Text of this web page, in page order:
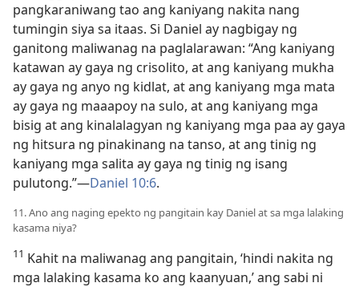
pangkaraniwang tao ang kaniyang nakita nang
tumingin siya sa itaas. Si Daniel ay nagbigay ng
ganitong maliwanag na paglalarawan: “Ang kaniyang
katawan ay gaya ng crisolito, at ang kaniyang mukha
ay gaya ng anyo ng kidlat, at ang kaniyang mga mata
ay gaya ng maaapoy na sulo, at ang kaniyang mga
bisig at ang kinalalagyan ng kaniyang mga paa ay gaya
ng hitsura ng pinakinang na tanso, at ang tinig ng
kaniyang mga salita ay gaya ng tinig ng isang
pulutong.”​—Daniel 10:6.
11. Ano ang naging epekto ng pangitain kay Daniel at sa mga lalaking
kasama niya?
11 Kahit na maliwanag ang pangitain, ‘hindi nakita ng
mga lalaking kasama ko ang kaanyuan,’ ang sabi ni